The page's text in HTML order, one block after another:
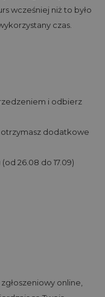
wcześniej niż to było
czas.
i odbierz
otrzymasz dodatkowe
26.08 do 17.09)
online,